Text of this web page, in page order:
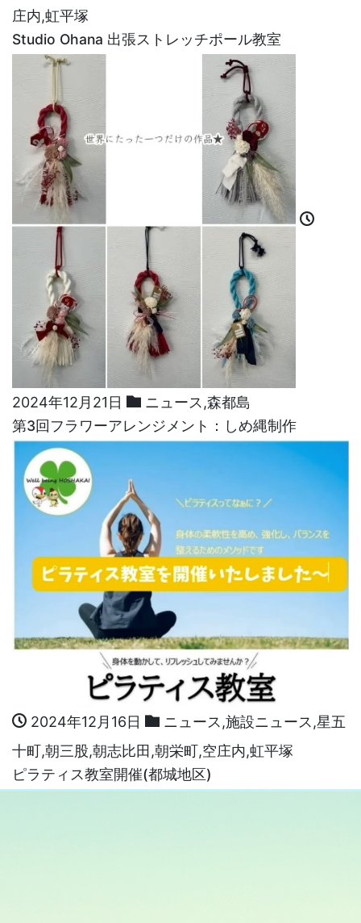
庄内,虹平塚
Studio Ohana 出張ストレッチポール教室
2024年12月21日 ニュース ,森都島
第3回フラワーアレンジメント：しめ縄制作
2024年12月16日 ニュース ,施設ニュース ,星五
十町,朝三股,朝志比田,朝栄町,空庄内,虹平塚
ピラティス教室開催(都城地区)